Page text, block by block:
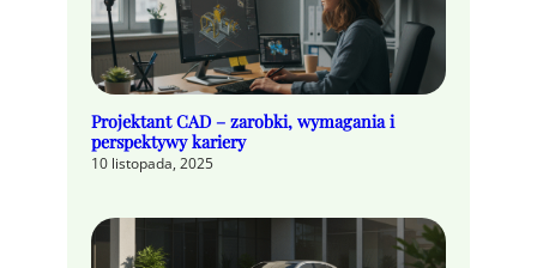
Projektant CAD – zarobki, wymagania i
perspektywy kariery
10 listopada, 2025